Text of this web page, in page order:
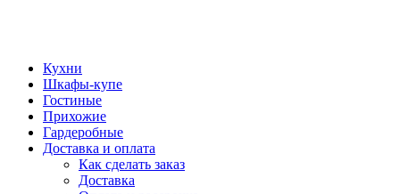
Кухни
Шкафы-купе
Гостиные
Прихожие
Гардеробные
Доставка и оплата
Как сделать заказ
Доставка